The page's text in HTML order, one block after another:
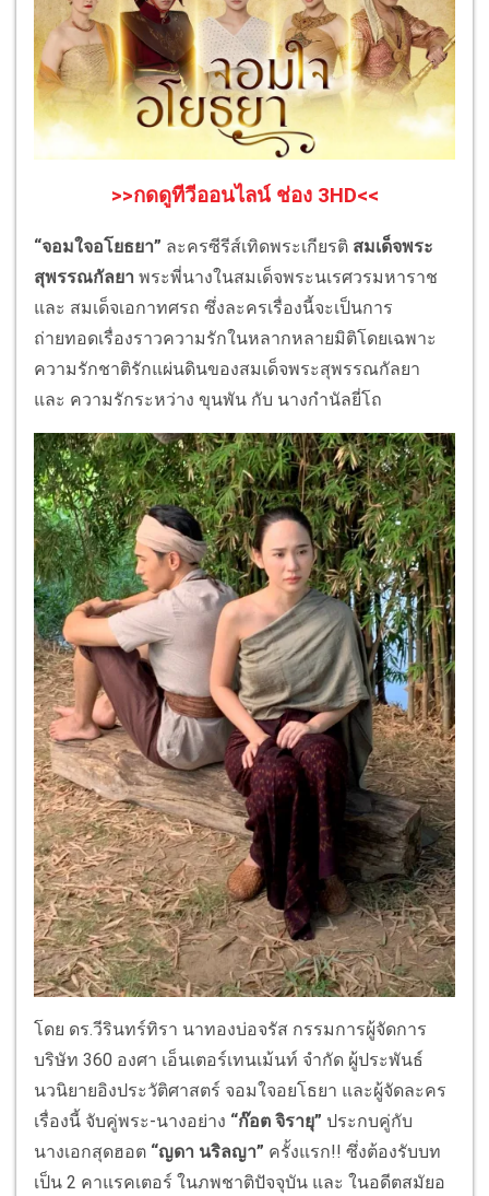
>>กดดูทีวีออนไลน์ ช่อง 3HD<<
“จอมใจอโยธยา” ละครซีรีส์เทิดพระเกียรติ สมเด็จพระ
สุพรรณกัลยา พระพี่นางในสมเด็จพระนเรศวรมหาราช
และ สมเด็จเอกาทศรถ ซึ่งละครเรื่องนี้จะเป็นการ
ถ่ายทอดเรื่องราวความรักในหลากหลายมิติโดยเฉพาะ
ความรักชาติรักแผ่นดินของสมเด็จพระสุพรรณกัลยา
และ ความรักระหว่าง ขุนพัน กับ นางกำนัลยี่โถ
โดย ดร.วีรินทร์ทิรา นาทองบ่อจรัส กรรมการผู้จัดการ
บริษัท 360 องศา เอ็นเตอร์เทนเม้นท์ จำกัด ผู้ประพันธ์
นวนิยายอิงประวัติศาสตร์ จอมใจอยโธยา และผู้จัดละคร
เรื่องนี้ จับคู่พระ-นางอย่าง “ก๊อต จิรายุ” ประกบคู่กับ
นางเอกสุดฮอต “ญดา นริลญา” ครั้งแรก!! ซึ่งต้องรับบท
เป็น 2 คาแรคเตอร์ ในภพชาติปัจจุบัน และ ในอดีตสมัยอ